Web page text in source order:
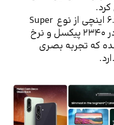
این گوشی به نمایشگر ۶.۷۴ اینچی از نوع Super